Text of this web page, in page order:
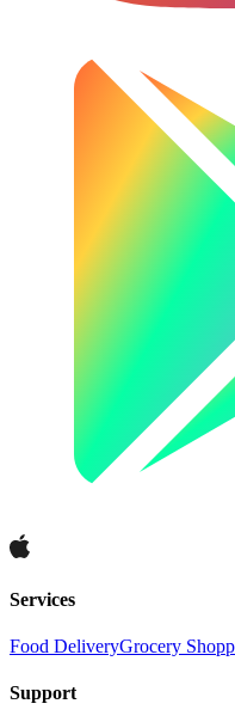
Services
Food DeliveryGrocery
Support